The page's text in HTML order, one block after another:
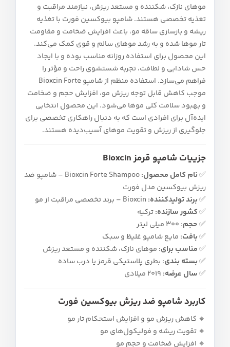
موهای نازک، شکننده و مستعد ریزش، نیازمند مراقبت و
تغذیه تخصصی هستند. شامپو بیوکسین فورت با تغذیه
ریشه و بازسازی ساقه مو، باعث افزایش ضخامت و مقاومت
تار موها شده و به رشد موهای سالم و قوی کمک می‌کند.
این محصول برای استفاده روزانه مناسب بوده و با ایجاد
حس شادابی و لطافت، تجربه شستشوی راحت و مؤثر را
فراهم می‌سازد. استفاده منظم از شامپو Bioxcin Forte
موجب کاهش قابل توجه ریزش مو، افزایش حجم و ضخامت
و بهبود سلامت کلی موها می‌شود. این محصول انتخابی
ایده‌آل برای افرادی است که به دنبال راهکاری تخصصی برای
جلوگیری از ریزش و تقویت موهای آسیب‌دیده هستند.
جزییات شامپو قرمز Bioxcin
✅نام کامل محصول:
Bioxcin Forte Shampoo – شامپو ضد
ریزش بیوکسین مدل فورت
✅برند تولیدکننده: Bioxcin – برند تخصصی مراقبت از مو
✅کشور سازنده:ترکیه
✅حجم: 300 میلی‌ لیتر
✅بافت: مایع شامپو غلیظ و سبک
✅مناسب برای: موهای نازک، شکننده و مستعد ریزش
✅بسته‌ بندی: بطری پلاستیکی قرمز یا درب ساده
✅سال عرضه: ۲۰۱۹ میلادی
کاربرد شامپو ضد ریزش بیوکسین فورت
🔸 کاهش ریزش مو و افزایش استحکام تار مو
🔸 تقویت ریشه و فولیکول‌های مو
🔸 افزایش ضخامت و حجم مو